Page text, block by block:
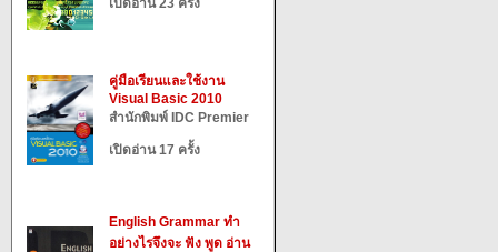
เปิดอ่าน 23 ครั้ง
คู่มือเรียนและใช้งาน
Visual Basic 2010
สำนักพิมพ์ IDC Premier
เปิดอ่าน 17 ครั้ง
English Grammar ทำ
อย่างไรจึงจะ ฟัง พูด อ่าน